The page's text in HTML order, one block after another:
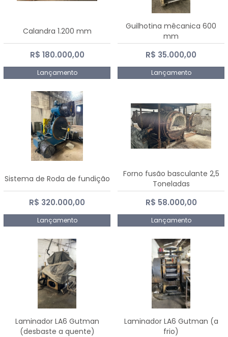
Calandra 1.200 mm
R$ 180.000,00
Lançamento
Guilhotina mêcanica 600
mm
R$ 35.000,00
Lançamento
Sistema de Roda de fundição
R$ 320.000,00
Lançamento
Forno fusão basculante 2,5
Toneladas
R$ 58.000,00
Lançamento
Laminador LA6 Gutman
(desbaste a quente)
Laminador LA6 Gutman (a
frio)